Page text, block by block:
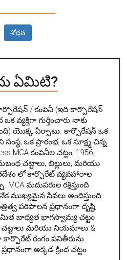
శోధన
ఏమిటి?
/ కంపెనీ (ఇది కార్పొరేషన్
వ్యక్తిగా గుర్తించారు నాకు
యొక్క ఏర్పాటు. కార్పొరేషన్ ఒక
ఒక ప్రారంభ, ఒక సూక్ష్మ చిన్న
కంపెనీల చట్టం, 1956,
చట్టాలు, బిల్లులు, మరియు
లో కార్పొరేట్ వ్యవహారాల
MCA మదుపరుల రక్షిస్తుంది
సేవలు అందిస్తుంది.
పరిపాలన ప్రధానంగా దృష్టి
బాధ్యత భాగస్వామ్య చట్టం
చట్టాలు మరియు నియమాలు &
రంగం పనితీరును
అక్కడ క్రింద చట్టం.